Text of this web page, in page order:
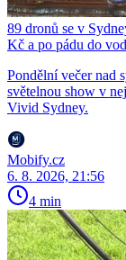
89 dronů se v
Kč a po pádu do
Pondělní večer nad
světelnou show v
Vivid Sydney.
Mobify.cz
6. 8. 2026, 21:56
4 min